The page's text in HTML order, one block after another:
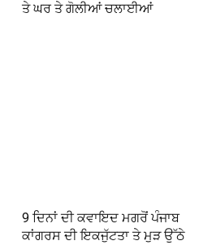
ਤੇ ਘਰ ਤੇ ਗੋਲੀਆਂ ਚਲਾਈਆਂ
9 ਦਿਨਾਂ ਦੀ ਕਵਾਇਦ ਮਗਰੋਂ ਪੰਜਾਬ
ਕਾਂਗਰਸ ਦੀ ਇਕਜੁੱਟਤਾ ਤੇ ਮੁੜ ਉੱਠੇ